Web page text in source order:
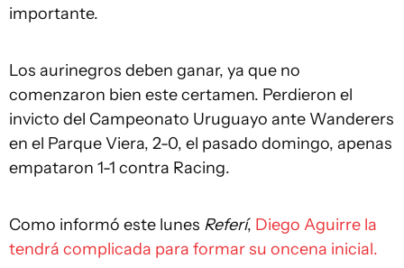
importante.
Los aurinegros deben ganar, ya que no
comenzaron bien este certamen. Perdieron el
invicto del Campeonato Uruguayo ante Wanderers
en el Parque Viera, 2-0, el pasado domingo, apenas
empataron 1-1 contra Racing.
Como informó este lunes Referí, Diego Aguirre la
tendrá complicada para formar su oncena inicial.